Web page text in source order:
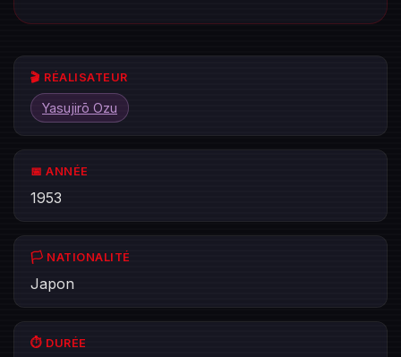
🎬 RÉALISATEUR
Yasujirō Ozu
📅 ANNÉE
1953
🏳️ NATIONALITÉ
Japon
⏱️ DURÉE